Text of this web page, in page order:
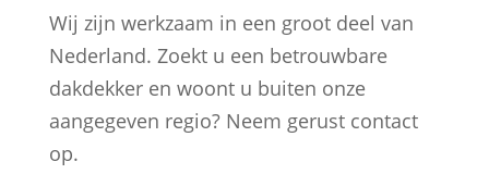
Wij zijn werkzaam in een groot deel van
Nederland. Zoekt u een betrouwbare
dakdekker en woont u buiten onze
aangegeven regio? Neem gerust contact
op.